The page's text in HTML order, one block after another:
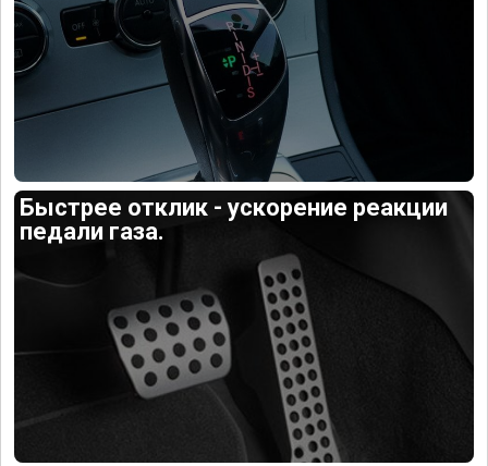
Быстрее отклик - ускорение реакции
педали газа.